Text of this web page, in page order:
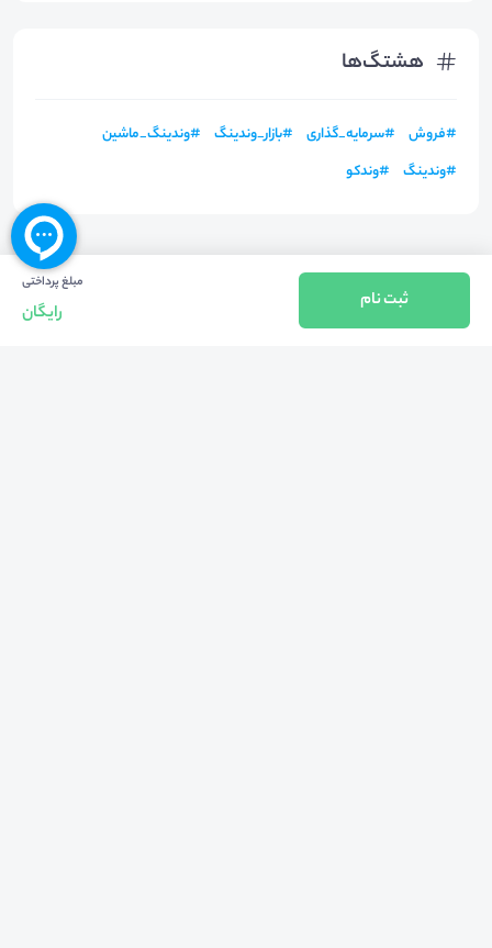
هشتگ‌ها
#فروش #سرمایه_گذاری #بازار_وندینگ #وندینگ_ماشین
#وندینگ #وندکو
مبلغ پرداختی
رایگان
ثبت نام